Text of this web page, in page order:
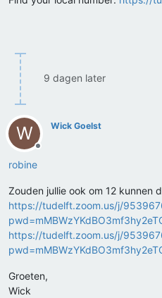
9 dagen later
W
Offline
Wick Goelst
robine
Zouden jullie ook om 12 kunnen
https://tudelft.zoom.us/j/
https://tudelft.zoom.us/j/
Groeten,
Wick